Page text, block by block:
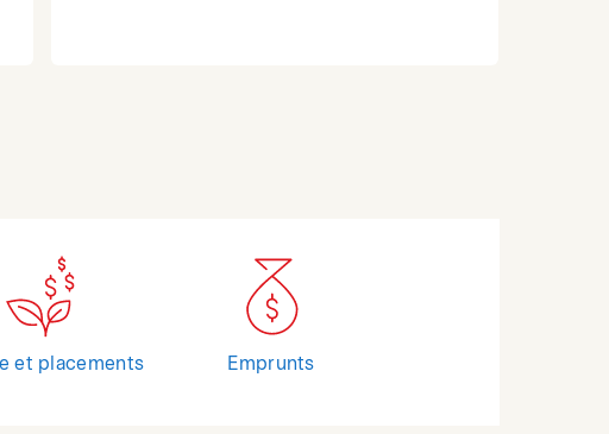
et placements Emprunts